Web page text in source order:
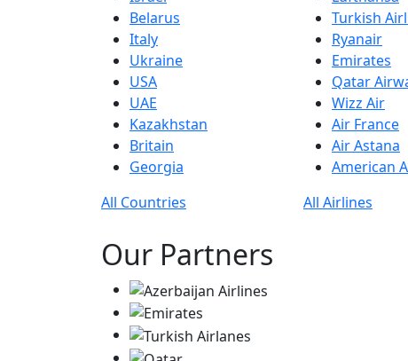
Belarus
Italy
Ukraine
USA
UAE
Kazakhstan
Britain
Georgia
All Countries
Turkish
Ryanair
Emirates
Qatar
Wizz Air
Air France
Air Astana
American
All Airlines
Our Partners